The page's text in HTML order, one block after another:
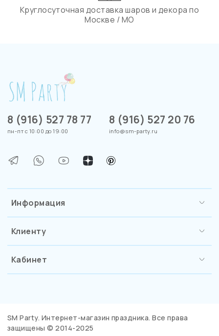
Круглосуточная доставка шаров и декора по
Москве / МО
Информация
Клиенту
Кабинет
8 (916) 527 78 77
пн-пт с 10:00 до 19:00
8 (916) 527 20 76
info@sm-party.ru
SM Party. Интернет-магазин праздника. Все права
защищены © 2014-2025